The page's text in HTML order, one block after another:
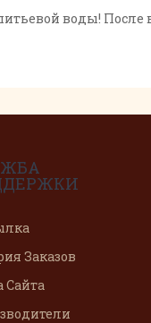
воды!
Заказов
Сайта